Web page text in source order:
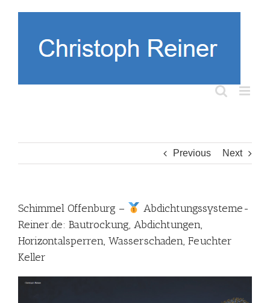
Previous Next
Schimmel Offenburg –
Abdichtungssysteme-
Reiner.de: Bautrockung, Abdichtungen,
Horizontalsperren, Wasserschaden, Feuchter
Keller